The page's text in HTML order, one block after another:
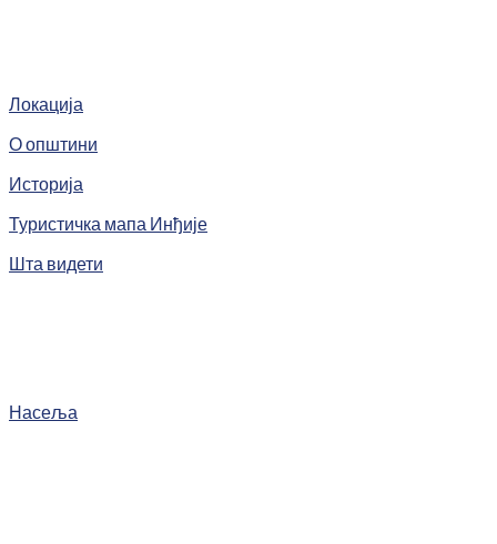
Локација
О општини
Историја
Туристичка мапа Инђије
Шта видети
Насеља